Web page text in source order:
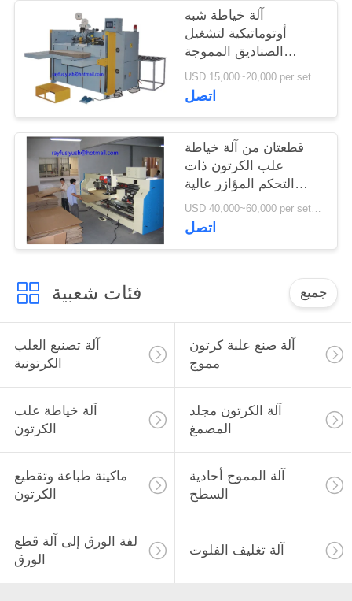
آلة خياطة شبه
أوتوماتيكية لتشغيل
الصناديق المموجة
بسرعة عالية
USD 15,000~20,000 per set MOQ:1 مجموعة
اتصل
قطعتان من آلة خياطة
علب الكرتون ذات
التحكم المؤازر عالية
السرعة مزدوجة التيلة
USD 40,000~60,000 per set MOQ:1 مجموعة
اتصل
فئات شعبية جميع
آلة تصنيع العلب
الكرتونية
آلة صنع علبة كرتون
مموج
آلة خياطة علب
الكرتون
آلة الكرتون مجلد
المصمغ
ماكينة طباعة وتقطيع
الكرتون
آلة المموج أحادية
السطح
لفة الورق إلى آلة قطع
الورق
آلة تغليف الفلوت